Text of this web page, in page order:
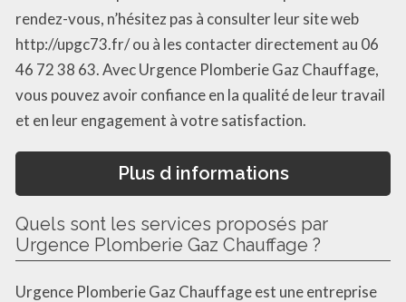
rendez-vous, n’hésitez pas à consulter leur site web
http://upgc73.fr/ ou à les contacter directement au 06
46 72 38 63. Avec Urgence Plomberie Gaz Chauffage,
vous pouvez avoir confiance en la qualité de leur travail
et en leur engagement à votre satisfaction.
Plus d informations
Quels sont les services proposés par
Urgence Plomberie Gaz Chauffage ?
Urgence Plomberie Gaz Chauffage est une entreprise